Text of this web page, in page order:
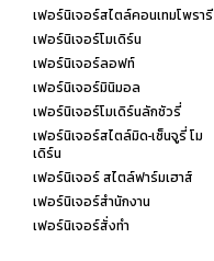
เฟอร์นิเจอร์สไตล์คอนเทมโพรารี
เฟอร์นิเจอร์โมเดิร์น
เฟอร์นิเจอร์ลอฟท์
เฟอร์นิเจอร์มินิมอล
เฟอร์นิเจอร์โมเดิร์นลักชัวรี่
เฟอร์นิเจอร์สไตล์มิด-เซ็นจูรี่ โม
เดิร์น
เฟอร์นิเจอร์ สไตล์ฟาร์มเฮาส์
เฟอร์นิเจอร์สำนักงาน
เฟอร์นิเจอร์สั่งทำ